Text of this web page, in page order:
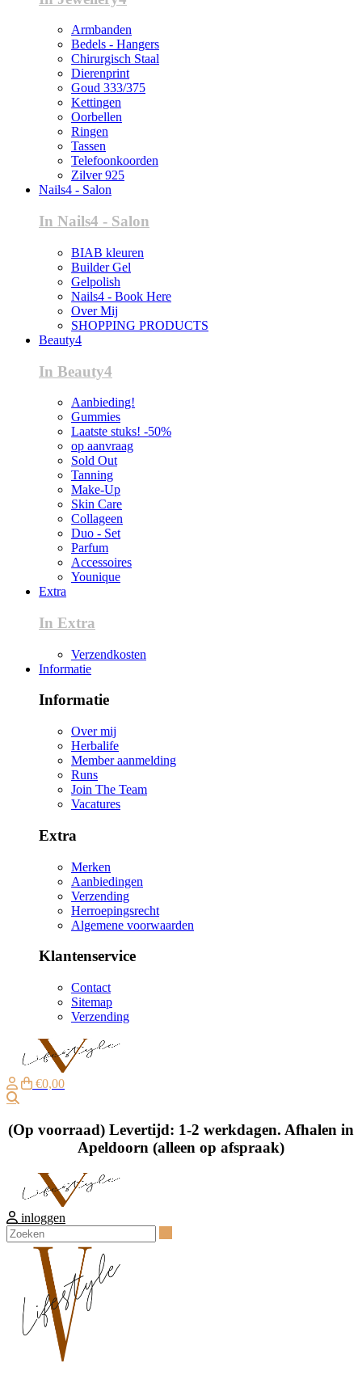
Armbanden
Bedels - Hangers
Chirurgisch Staal
Dierenprint
Goud 333/375
Kettingen
Oorbellen
Ringen
Tassen
Telefoonkoorden
Zilver 925
Nails4 - Salon
In Nails4 - Salon
BIAB kleuren
Builder Gel
Gelpolish
Nails4 - Book Here
Over Mij
SHOPPING PRODUCTS
Beauty4
In Beauty4
Aanbieding!
Gummies
Laatste stuks! -50%
op aanvraag
Sold Out
Tanning
Make-Up
Skin Care
Collageen
Duo - Set
Parfum
Accessoires
Younique
Extra
In Extra
Verzendkosten
Informatie
Informatie
Over mij
Herbalife
Member aanmelding
Runs
Join The Team
Vacatures
Extra
Merken
Aanbiedingen
Verzending
Herroepingsrecht
Algemene voorwaarden
Klantenservice
Contact
Sitemap
Verzending
€0,00
(Op voorraad) Levertijd: 1-2 werkdagen. Afhalen in
Apeldoorn (alleen op afspraak)
inloggen